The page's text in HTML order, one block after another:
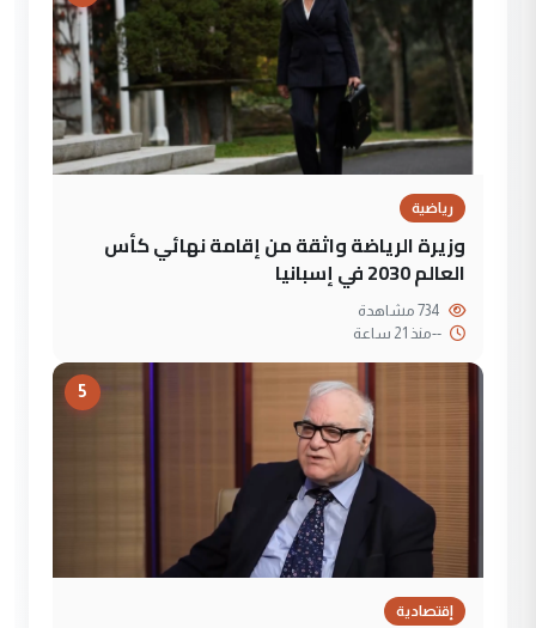
رياضية
وزيرة الرياضة واثقة من إقامة نهائي كأس
العالم 2030 في إسبانيا
--منذ 21 ساعة
5
إقتصادية